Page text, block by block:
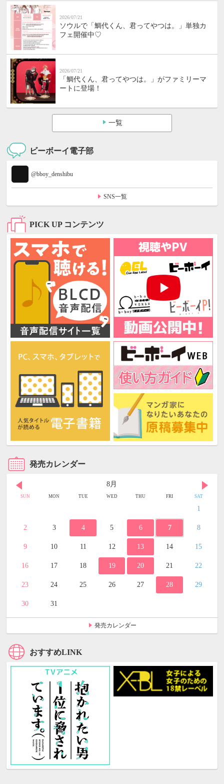
2026/07/21
ソウルで「鯛代くん、君ってやつは。」単独カ
フェ開催中♡
2026/07/21
「鯛代くん、君ってやつは。」がファミリーマ
ートに登場！
一覧
ビーボーイ電子部
@bboy_denshibu
SNS一覧
PICK UP コンテンツ
発売カレンダー
8月
SUN MON TUE WED THU FRI SAT
1
2 3 4 5 6 7 8
9 10 11 12 13 14 15
16 17 18 19 20 21 22
23 24 25 26 27 28 29
30 31
発売カレンダー
おすすめLINK